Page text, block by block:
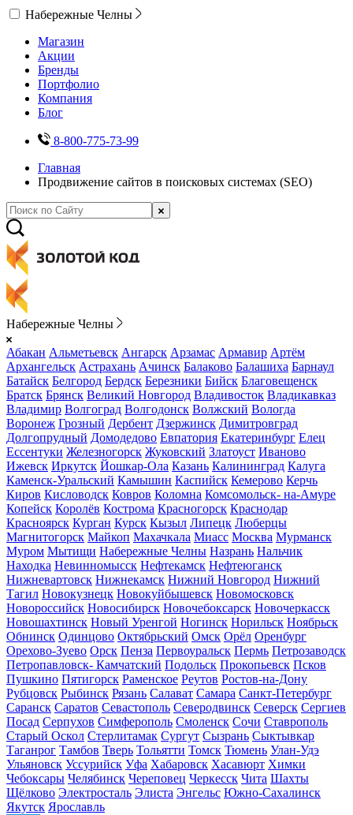
Набережные Челны
Магазин
Акции
Бренды
Портфолио
Компания
Блог
8-800-775-73-99
Главная
Продвижение сайтов в поисковых системах (SEO)
Набережные Челны
Абакан Альметьевск Ангарск Арзамас Армавир Артём
Архангельск Астрахань Ачинск Балаково Балашиха Барнаул
Батайск Белгород Бердск Березники Бийск Благовещенск
Братск Брянск Великий Новгород Владивосток Владикавказ
Владимир Волгоград Волгодонск Волжский Вологда
Воронеж Грозный Дербент Дзержинск Димитровград
Долгопрудный Домодедово Евпатория Екатеринбург Елец
Ессентуки Железногорск Жуковский Златоуст Иваново
Ижевск Иркутск Йошкар-Ола Казань Калининград Калуга
Каменск-Уральский Камышин Каспийск Кемерово Керчь
Киров Кисловодск Ковров Коломна Комсомольск- на-Амуре
Копейск Королёв Кострома Красногорск Краснодар
Красноярск Курган Курск Кызыл Липецк Люберцы
Магнитогорск Майкоп Махачкала Миасс Москва Мурманск
Муром Мытищи Набережные Челны Назрань Нальчик
Находка Невинномысск Нефтекамск Нефтеюганск
Нижневартовск Нижнекамск Нижний Новгород Нижний
Тагил Новокузнецк Новокуйбышевск Новомосковск
Новороссийск Новосибирск Новочебоксарск Новочеркасск
Новошахтинск Новый Уренгой Ногинск Норильск Ноябрьск
Обнинск Одинцово Октябрьский Омск Орёл Оренбург
Орехово-Зуево Орск Пенза Первоуральск Пермь Петрозаводск
Петропавловск- Камчатский Подольск Прокопьевск Псков
Пушкино Пятигорск Раменское Реутов Ростов-на-Дону
Рубцовск Рыбинск Рязань Салават Самара Санкт-Петербург
Саранск Саратов Севастополь Северодвинск Северск Сергиев
Посад Серпухов Симферополь Смоленск Сочи Ставрополь
Старый Оскол Стерлитамак Сургут Сызрань Сыктывкар
Таганрог Тамбов Тверь Тольятти Томск Тюмень Улан-Удэ
Ульяновск Уссурийск Уфа Хабаровск Хасавюрт Химки
Чебоксары Челябинск Череповец Черкесск Чита Шахты
Щёлково Электросталь Элиста Энгельс Южно-Сахалинск
Якутск Ярославль